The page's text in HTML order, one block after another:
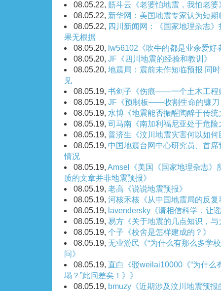
08.05.22, 筋斗云《老婆怕地震，我怕老婆
08.05.22, 新华网：美国地震专家认为短
08.05.22, 四川新闻网：《国家地理杂志
果无根据
08.05.20, lw56102《吹牛的都是业余爱好
08.05.20, JF《四川地震的经验和教训》
08.05.20, 地震局：震前未作短临预报 同
见
08.05.19, 书剑子《伤痕——一个土木工程
08.05.19, JF《预制板——收割生命的镰刀
08.05.19, 水博《地震能否振醒陶醉于传统
08.05.19, 司马南《南加利福尼亚处于危险
08.05.19, 普济生《汶川地震灾害何以如何
08.05.19, 中国地震台网中心研究员、首
情况
08.05.19, Amsel《美国《国家地理杂志》
质的文章并非地震预报》
08.05.19, 老高《说说地震预报》
08.05.19, 河核禾核《从中国地震局的反
08.05.19, lavendersky《请相信科学，让
08.05.19, 易方《关于地震的几点知识，与
08.05.19, 个子《校舍是怎样建成的？》
08.05.19, 无业游民《“为什么有那么多学
问》
08.05.19, 直白《驳weilai10000《“为什么
塌？”此问差矣！》》
08.05.19, bmuzy《近期涉及汶川地震预